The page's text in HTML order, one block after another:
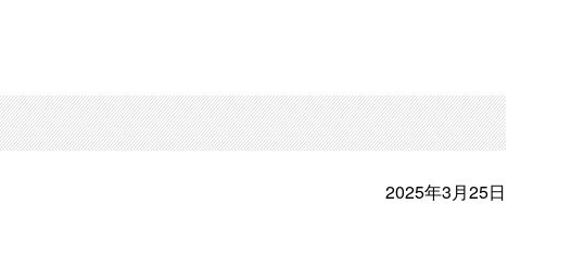
2025年3月25日